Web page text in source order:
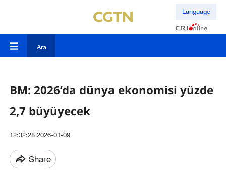
Language
Ara
BM: 2026’da dünya ekonomisi yüzde
2,7 büyüyecek
12:32:28 2026-01-09
Share